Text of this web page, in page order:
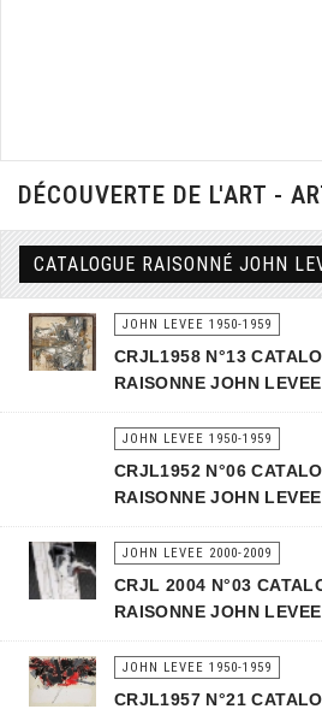
DÉCOUVERTE DE L'ART -
CATALOGUE RAISONNÉ JOHN
JOHN LEVEE 1950-1959
CRJL1958 N°13
RAISONNE JOHN LEVEE
JOHN LEVEE 1950-1959
CRJL1952 N°06
RAISONNE JOHN LEVEE
JOHN LEVEE 2000-2009
CRJL 2004 N°03
RAISONNE JOHN LEVEE
JOHN LEVEE 1950-1959
CRJL1957 N°21